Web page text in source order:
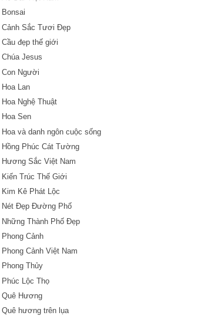
Bonsai
Cảnh Sắc Tươi Đẹp
Cầu đẹp thế giới
Chúa Jesus
Con Người
Hoa Lan
Hoa Nghệ Thuật
Hoa Sen
Hoa và danh ngôn cuộc sống
Hồng Phúc Cát Tường
Hương Sắc Việt Nam
Kiến Trúc Thế Giới
Kim Kê Phát Lộc
Nét Đẹp Đường Phố
Những Thành Phố Đẹp
Phong Cảnh
Phong Cảnh Việt Nam
Phong Thủy
Phúc Lộc Thọ
Quê Hương
Quê hương trên lụa